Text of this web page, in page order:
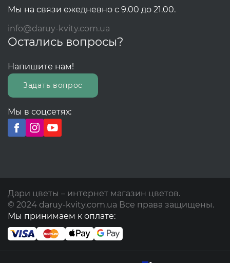
Мы на связи ежедневно с 9.00 до 21.00.
info@daruy-kvity.com.ua
Остались вопросы?
Напишите нам!
Задать вопрос
Мы в соцсетях:
Дари цветы – интернет магазин цветов.
© 2024 daruy-kvity.com.ua Все права защищены.
Мы принимаем к оплате: